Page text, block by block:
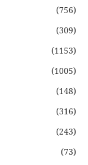
(756)
(309)
(1153)
(1005)
(148)
(316)
(243)
(73)